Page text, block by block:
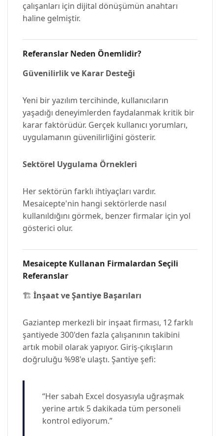
çalışanları için dijital dönüşümün anahtarı
haline gelmiştir.
Referanslar Neden Önemlidir?
Güvenilirlik ve Karar Desteği
Yeni bir yazılım tercihinde, kullanıcıların
yaşadığı deneyimlerden faydalanmak kritik bir
karar faktörüdür. Gerçek kullanıcı yorumları,
uygulamanın güvenilirliğini gösterir.
Sektörel Uygulama Örnekleri
Her sektörün farklı ihtiyaçları vardır.
Mesaicepte'nin hangi sektörlerde nasıl
kullanıldığını görmek, benzer firmalar için yol
gösterici olur.
Mesaicepte Kullanan Firmalardan Seçili
Referanslar
🏗️ İnşaat ve Şantiye Başarıları
Gaziantep merkezli bir inşaat firması, 12 farklı
şantiyede 300'den fazla çalışanının takibini
artık mobil olarak yapıyor. Giriş-çıkışların
doğruluğu %98'e ulaştı. Şantiye şefi:
“Her sabah Excel dosyasıyla uğraşmak
yerine artık 5 dakikada tüm personeli
kontrol ediyorum.”